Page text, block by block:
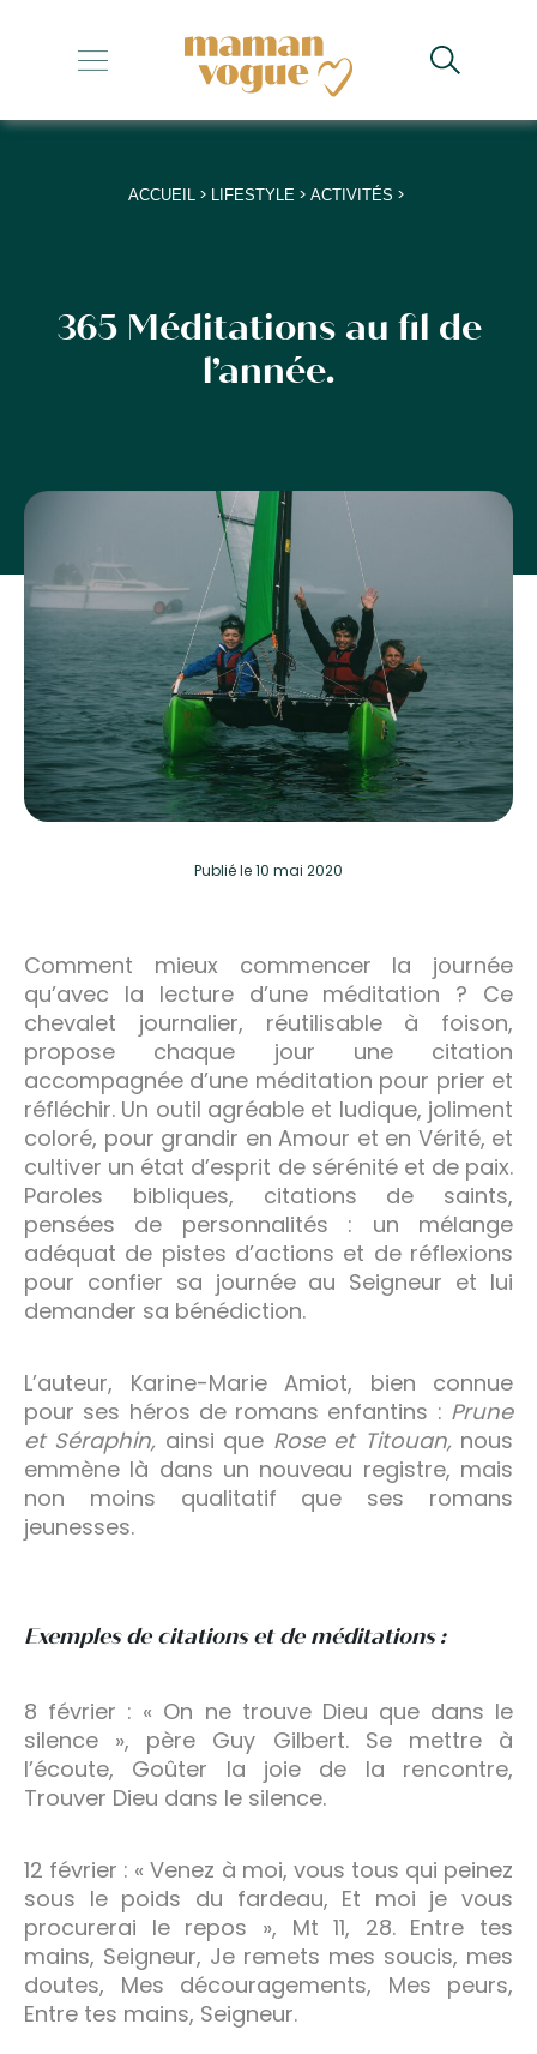
+
+
+
+
ACCUEIL > LIFESTYLE > ACTIVITÉS >
365 Méditations au fil de
l’année.
Publiéle 10 mai 2020
Comment mieux commencer la journée
qu’avec la lecture d’une méditation ? Ce
chevalet journalier, réutilisable à foison,
propose chaque jour une citation
accompagnée d’une méditation pour prier et
réfléchir. Un outil agréable et ludique, joliment
coloré, pour grandir en Amour et en Vérité, et
cultiver un état d’esprit de sérénité et de paix.
Paroles bibliques, citations de saints,
pensées de personnalités : un mélange
adéquat de pistes d’actions et de réflexions
pour confier sa journée au Seigneur et lui
demander sa bénédiction.
L’auteur, Karine-Marie Amiot, bien connue
pour ses héros de romans enfantins : Prune
et Séraphin, ainsi que Rose et Titouan, nous
emmène là dans un nouveau registre, mais
non moins qualitatif que ses romans
jeunesses.
Exemples de citations et de méditations :
8 février : « On ne trouve Dieu que dans le
silence », père Guy Gilbert. Se mettre à
l’écoute, Goûter la joie de la rencontre,
Trouver Dieu dans le silence.
12 février : « Venez à moi, vous tous qui peinez
sous le poids du fardeau, Et moi je vous
procurerai le repos », Mt 11, 28. Entre tes
mains, Seigneur, Je remets mes soucis, mes
doutes, Mes découragements, Mes peurs,
Entre tes mains, Seigneur.